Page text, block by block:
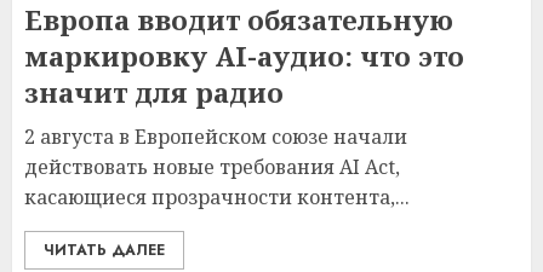
Европа вводит обязательную
маркировку AI-аудио: что это
значит для радио
2 августа в Европейском союзе начали
действовать новые требования AI Act,
касающиеся прозрачности контента,...
ЧИТАТЬ ДАЛЕЕ